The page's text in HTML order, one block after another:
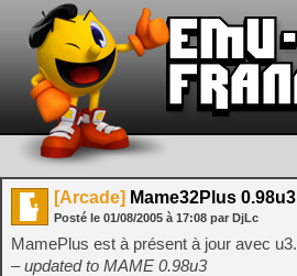
[Arcade] Mame32Plus 0.98u3
Posté le 01/08/2005 à 17:08 par DjLc
MamePlus est à présent à jour avec u3.
– updated to MAME 0.98u3